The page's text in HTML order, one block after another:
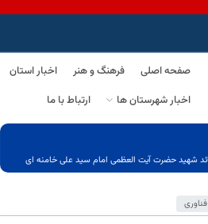
صفحه اصلی فرهنگ و هنر اخبار استان
اخبار شهرستان ها
ارتباط با ما
شهید حضرت آیت العظمی امام سید علی خامنه ای